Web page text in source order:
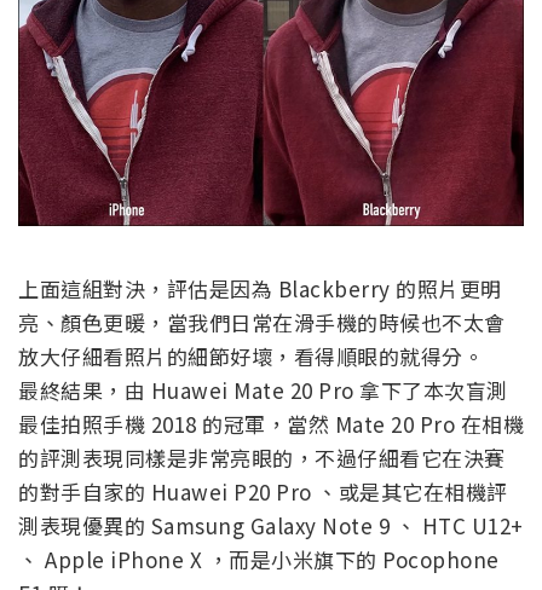
上面這組對決，評估是因為 Blackberry 的照片更明
亮、顏色更暖，當我們日常在滑手機的時候也不太會
放大仔細看照片的細節好壞，看得順眼的就得分。
最終結果，由 Huawei Mate 20 Pro 拿下了本次盲測
最佳拍照手機 2018 的冠軍，當然 Mate 20 Pro 在相機
的評測表現同樣是非常亮眼的，不過仔細看它在決賽
的對手自家的 Huawei P20 Pro 、或是其它在相機評
測表現優異的 Samsung Galaxy Note 9 、 HTC U12+
、 Apple iPhone X ，而是小米旗下的 Pocophone